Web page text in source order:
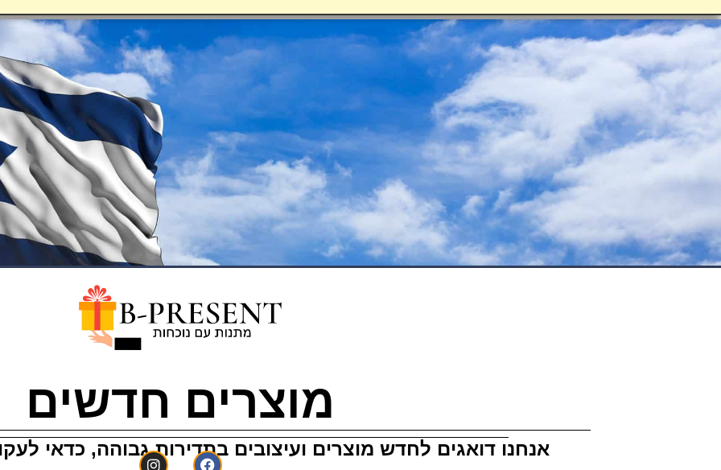
B-PRESENT מגוון
להדפסה אישית!
מוצרים חדשים
אנחנו דואגים לחדש מוצרים ועיצובים בתדירות גבוהה, כדאי